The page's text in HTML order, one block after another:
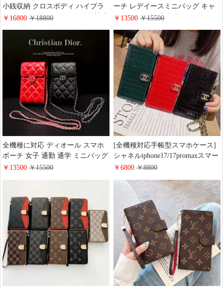
小銭収納 クロスボディ ハイブラ
ンド LV 金具ロゴ付き 全機種対応
S21/Note20 Ultraスマホケース 流
行り 上品 彼女へのプレゼント 送
料無料
￥16800￥18800
ーチ レデイースミニバッグ キャ
ビアレザー 黒 高品質 CHANELチ
￥13500￥15500
全機種に対応 ディオール スマホ
ポーチ 女子 通勤 通学 ミニバッグ
ブラック レッド ポシェット カジ
￥13500￥15500
[全機種対応手帳型スマホケース]
シャネルiphone17/17promaxスマー
トフォンカバーショルダーチェー
iphone16pro/15ケース 手帳型 スラ
イド式 高级感 iphone14/13/12ケー
ス 女性用 斜めがけ galaxy
s25/s24/s23カバー財布型 ミニバッ
グ ハイ ブランド
￥6800￥8800